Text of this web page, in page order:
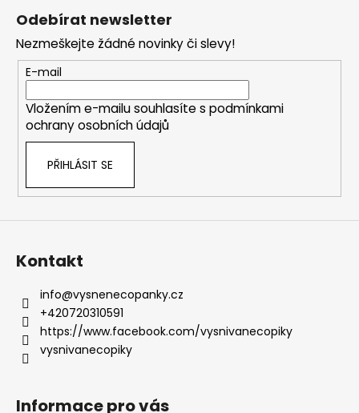
Odebírat newsletter
Nezmeškejte žádné novinky či slevy!
E-mail
Vložením e-mailu souhlasíte s podmínkami
ochrany osobních údajů
PŘIHLÁSIT SE
Kontakt
info@vysnenecopanky.cz
+420720310591
https://www.facebook.com/vysnivanecopiky
vysnivanecopiky
Informace pro vás